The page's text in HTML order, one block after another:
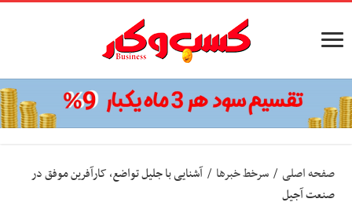
صفحه اصلی / سرخط خبرها / آشنایی با جلیل تواضع، کارآفرین موفق در
صنعت آجیل